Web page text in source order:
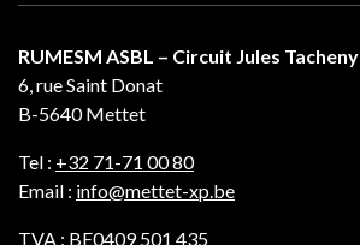
RUMESM ASBL – Circuit Jules Tacheny
6, rue Saint Donat
B-5640 Mettet
Tel : +32 71-71 00 80
Email : info@mettet-xp.be
TVA : BE0409 501 435